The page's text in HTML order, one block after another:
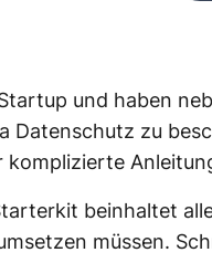
und haben
Datenschutz zu
komplizierte
beinhaltet
müssen.